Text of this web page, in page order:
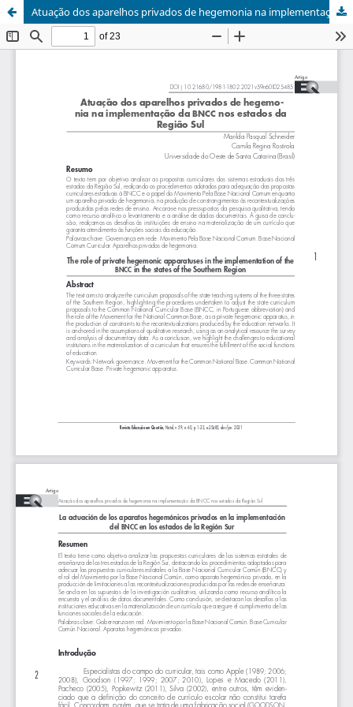
Atuação dos aparelhos privados de hegemonia na implementação da BNCC nos estados da Região Sul